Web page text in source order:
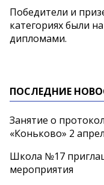
Победители и
категориях были
дипломами.
ПОСЛЕДНИЕ
Занятие о
«Коньково» 2
Школа №17
мероприятия